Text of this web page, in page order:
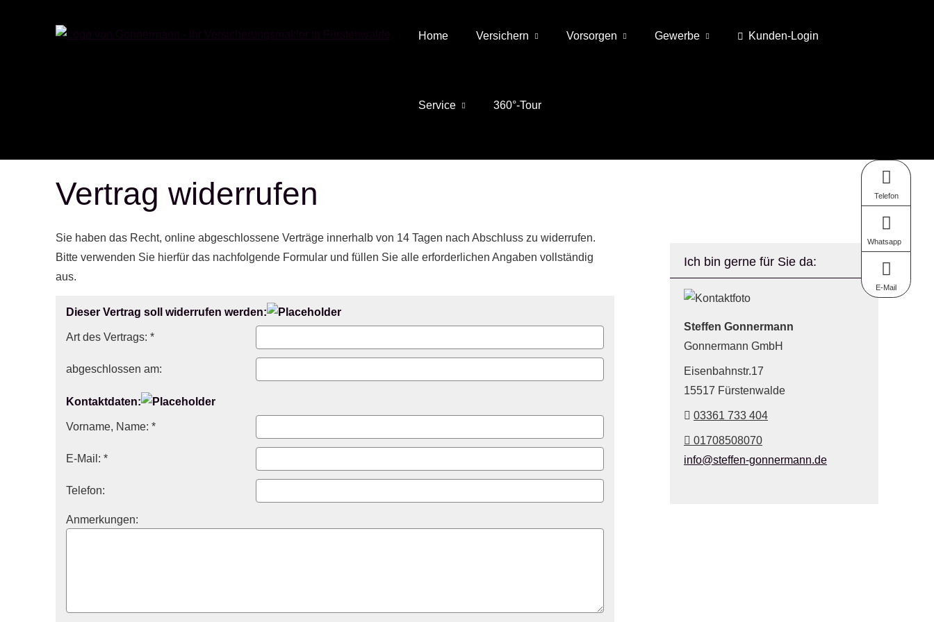
Home Versichern Vorsorgen Gewerbe Kunden-Login
Service 360°-Tour
Telefon
Whatsapp
E-Mail
Ich bin gerne für Sie da:
Steffen Gonnermann
Gonnermann GmbH
Eisenbahnstr.17
15517 Fürstenwalde
03361 733 404
01708508070
info@steffen-gonnermann.de
Vertrag widerrufen
Sie haben das Recht, online abgeschlossene Verträge innerhalb von 14 Tagen nach Abschluss zu widerrufen.
Bitte verwenden Sie hierfür das nachfolgende Formular und füllen Sie alle erforderlichen Angaben vollständig
aus.
Dieser Vertrag soll widerrufen werden:
Art des Vertrags: *
abgeschlossen am:
Kontaktdaten:
Vorname, Name: *
E-Mail: *
Telefon:
Anmerkungen: